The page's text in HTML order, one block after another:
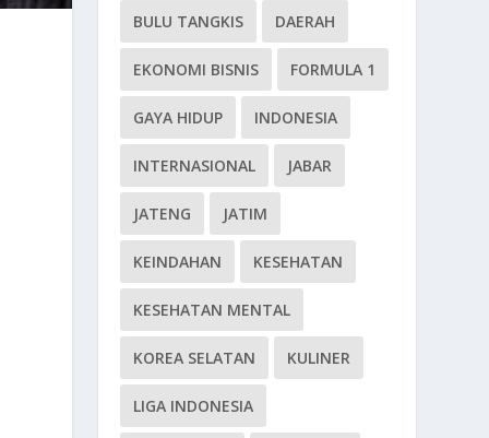
BULU TANGKIS DAERAH
EKONOMI BISNIS FORMULA 1
GAYA HIDUP INDONESIA
INTERNASIONAL JABAR
JATENG JATIM
KEINDAHAN KESEHATAN
KESEHATAN MENTAL
KOREA SELATAN KULINER
LIGA INDONESIA